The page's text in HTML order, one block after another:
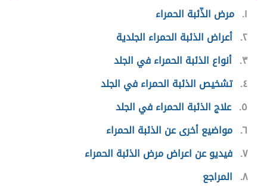
١ مرض الذّئبة الحمراء
٢ أعراض الذئبة الحمراء الجلدية
٣ أنواع الذئبة الحمراء في الجلد
٤ تشخيص الذئبة الحمراء في الجلد
٥ علاج الذئبة الحمراء في الجلد
٦ مواضيع أخرى عن الذئبة الحمراء
٧ فيديو عن اعراض مرض الذئبة الحمراء
٨ المراجع